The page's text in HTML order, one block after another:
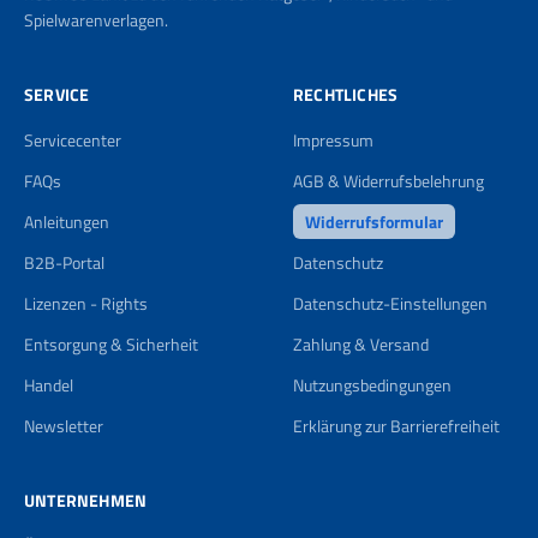
Spielwarenverlagen.
SERVICE
Servicecenter
FAQs
Anleitungen
B2B-Portal
Lizenzen - Rights
Entsorgung & Sicherheit
Handel
Newsletter
RECHTLICHES
Impressum
AGB & Widerrufsbelehrung
Widerrufsformular
Datenschutz
Datenschutz-Einstellungen
Zahlung & Versand
Nutzungsbedingungen
Erklärung zur Barrierefreiheit
UNTERNEHMEN